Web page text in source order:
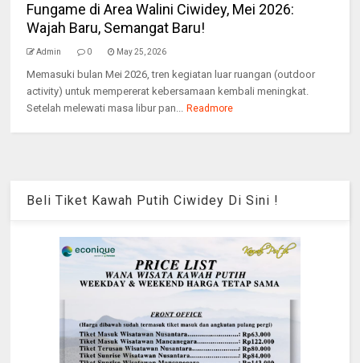
Fungame di Area Walini Ciwidey, Mei 2026:
Wajah Baru, Semangat Baru!
Admin 0 May 25, 2026
Memasuki bulan Mei 2026, tren kegiatan luar ruangan (outdoor
activity) untuk mempererat kebersamaan kembali meningkat.
Setelah melewati masa libur pan... Readmore
Beli Tiket Kawah Putih Ciwidey Di Sini !